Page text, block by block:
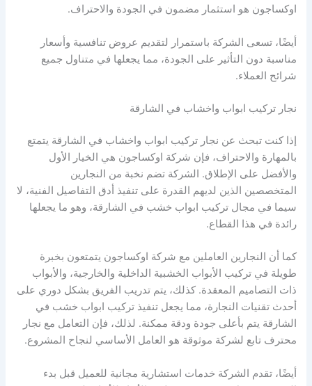
اوكساجون هو استثمار مضمون في الجودة والاحتراف.
أيضًا، تسعى الشركة باستمرار لتقديم عروض تنافسية وأسعار
مناسبة دون التأثير على الجودة، مما يجعلها في متناول جميع
شرائح العملاء.
نجار تركيب ابواب واخشاب في الشارقة
إذا كنت تبحث عن نجار تركيب ابواب واخشاب في الشارقة يتمتع
بالمهارة والاحتراف، فإن شركة اوكساجون هي الخيار الأول
والأفضل على الإطلاق. الشركة تضم نخبة من النجارين
المتخصصين الذين لديهم القدرة على تنفيذ أدق التفاصيل الفنية، لا
سيما في مجال تركيب ابواب خشب في الشارقة، وهو ما يجعلها
رائدة في هذا القطاع.
كما أن النجارين العاملين مع شركة اوكساجون يتمتعون بخبرة
طويلة في تركيب الأبواب الخشبية الداخلية والخارجية، والأبواب
ذات التصاميم المعقدة. كذلك، يتم تدريب الفريق بشكل دوري على
أحدث تقنيات النجارة، مما يجعل تنفيذ تركيب ابواب خشب في
الشارقة يتم بأعلى جودة ودقة ممكنة. لذلك، فإن التعامل مع نجار
محترف تابع لشركة موثوقة هو العامل الأساسي لنجاح المشروع.
أيضًا، تقدم الشركة خدمات استشارية مجانية للعميل قبل بدء